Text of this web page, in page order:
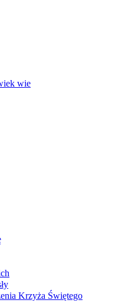
wie
Krzyża Świętego